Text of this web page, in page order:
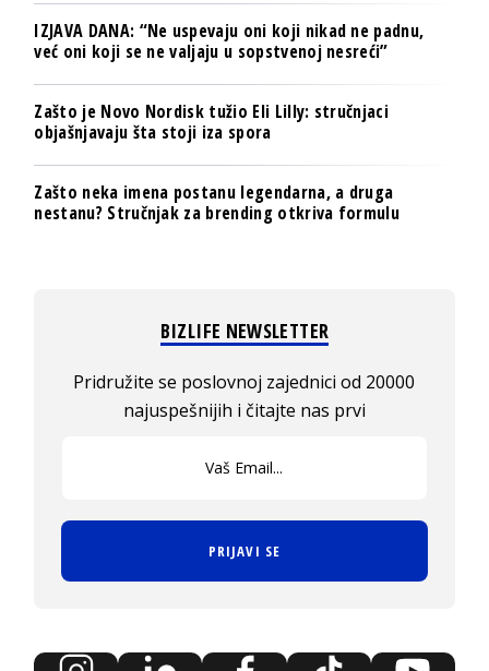
IZJAVA DANA: “Ne uspevaju oni koji nikad ne padnu,
već oni koji se ne valjaju u sopstvenoj nesreći”
Zašto je Novo Nordisk tužio Eli Lilly: stručnjaci
objašnjavaju šta stoji iza spora
Zašto neka imena postanu legendarna, a druga
nestanu? Stručnjak za brending otkriva formulu
BIZLIFE NEWSLETTER
Pridružite se poslovnoj zajednici od 20000
najuspešnijih i čitajte nas prvi
PRIJAVI SE